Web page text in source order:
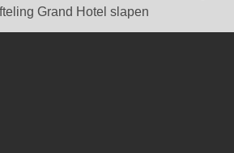
Grand Hotel slapen